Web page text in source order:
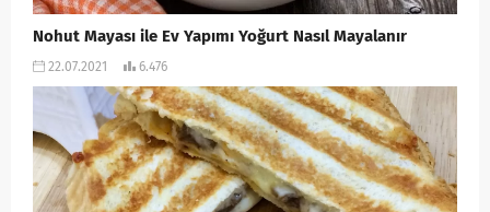
Nohut Mayası ile Ev Yapımı Yoğurt Nasıl Mayalanır
22.07.2021 6.476